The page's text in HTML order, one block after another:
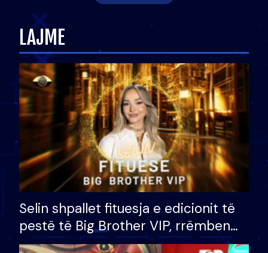
LAJME
Selin shpallet fituesja e edicionit të
pestë të Big Brother VIP, rrëmben
çmimin e madh prej 100 mijë eurosh